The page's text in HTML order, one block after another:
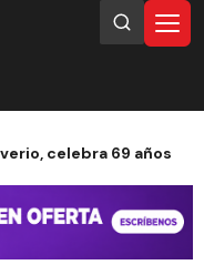
celebra 69 años